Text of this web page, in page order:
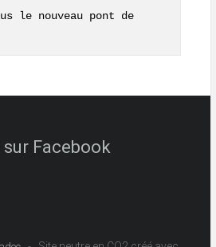
le nouveau pont de
Facebook